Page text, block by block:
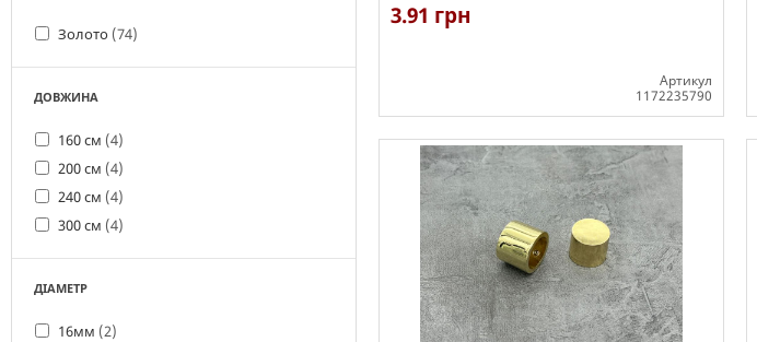
Золото (74)
ДОВЖИНА
160 см (4)
200 см (4)
240 см (4)
300 см (4)
ДІАМЕТР
16мм (2)
3.91 грн
Артикул
1172235790